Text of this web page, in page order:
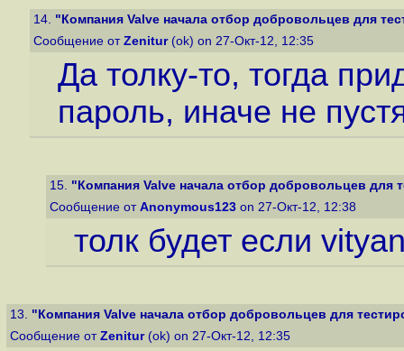
14. "Компания Valve начала отбор добровольцев для
Сообщение от Zenitur(ok) on 27-Окт-12, 12:35
Да толку-то, тогда
пароль, иначе не
15. "Компания Valve начала отбор добровольцев для
Сообщение от Anonymous123 on 27-Окт-12, 12:38
толк будет если
13. "Компания Valve начала отбор добровольцев для
Сообщение от Zenitur(ok) on 27-Окт-12, 12:35